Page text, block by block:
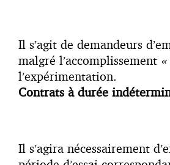
Il s’agit de demandeurs
malgré l’accomplissement
l’expérimentation.
Contrats à durée
Il s’agira nécessairement